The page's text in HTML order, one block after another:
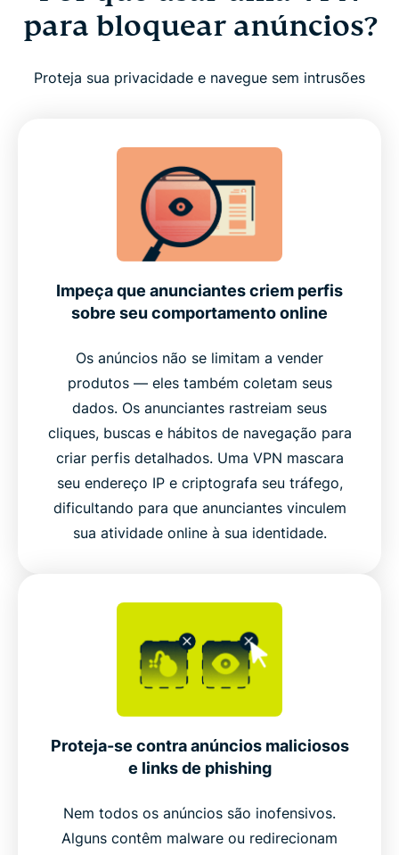
O que o bloqueador de anúncios da ExpressVPN
O que você precisa para ativar o bloqueador de
ExpressVPN vs. bloqueadores de anúncios de
navegadores
Confiança e desempenho integrados
Comece a bloquear anúncios com a ExpressVPN
O que as pessoas estão dizendo sobre a
ExpressVPN
para bloquear anúncios?
Proteja sua privacidade e navegue sem intrusões
Impeça que anunciantes criem perfis
sobre seu comportamento online
Os anúncios não se limitam a vender
produtos — eles também coletam seus
dados. Os anunciantes rastreiam seus
cliques, buscas e hábitos de navegação para
criar perfis detalhados. Uma VPN mascara
seu endereço IP e criptografa seu tráfego,
dificultando para que anunciantes vinculem
sua atividade online à sua identidade.
Proteja-se contra anúncios maliciosos
e links de phishing
Nem todos os anúncios são inofensivos.
Alguns contêm malware ou redirecionam